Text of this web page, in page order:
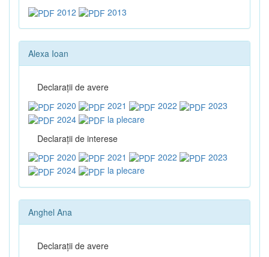
2012
2013
Alexa Ioan
Declaraţii de avere
2020
2021 2022
2023
2024
la plecare
Declaraţii de interese
2020
2021 2022
2023
2024
la plecare
Anghel Ana
Declaraţii de avere